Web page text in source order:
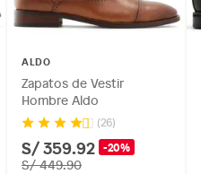
ALDO
Zapatos de Vestir
Hombre Aldo
(26)
S/ 359.92 -20%
S/ 449.90